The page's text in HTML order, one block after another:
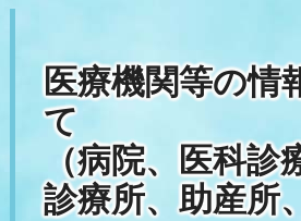
医療機関等の情
て
（病院、医科診
診療所、助産所